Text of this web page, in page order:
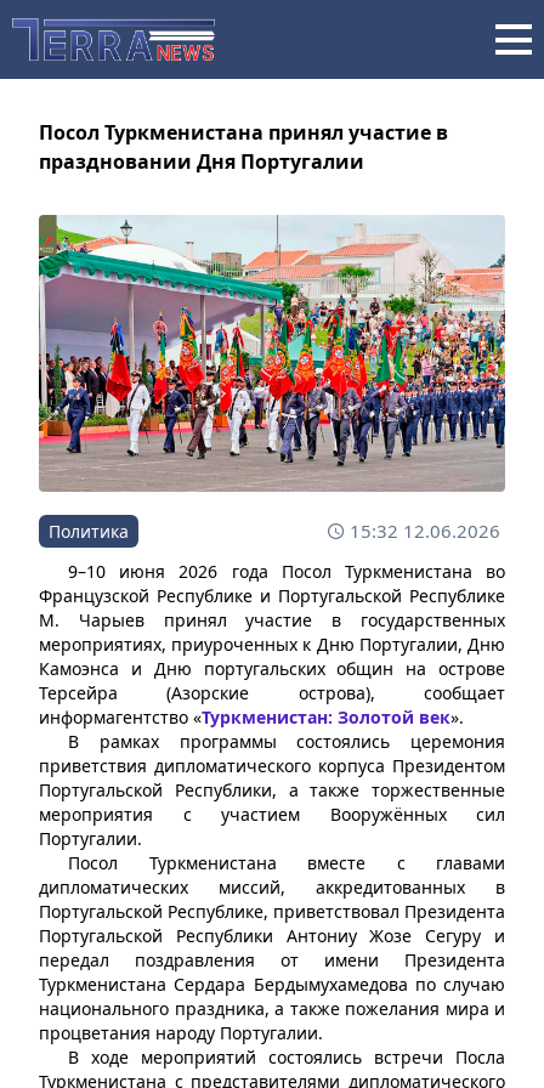
Посол Туркменистана принял участие в
праздновании Дня Португалии
Политика 15:32 12.06.2026
9–10 июня 2026 года Посол Туркменистана во
Французской Республике и Португальской Республике
М. Чарыев принял участие в государственных
мероприятиях, приуроченных к Дню Португалии, Дню
Камоэнса и Дню португальских общин на острове
Терсейра (Азорские острова), сообщает
информагентство «Туркменистан: Золотой век».
В рамках программы состоялись церемония
приветствия дипломатического корпуса Президентом
Португальской Республики, а также торжественные
мероприятия с участием Вооружённых сил
Португалии.
Посол Туркменистана вместе с главами
дипломатических миссий, аккредитованных в
Португальской Республике, приветствовал Президента
Португальской Республики Антониу Жозе Сегуру и
передал поздравления от имени Президента
Туркменистана Сердара Бердымухамедова по случаю
национального праздника, а также пожелания мира и
процветания народу Португалии.
В ходе мероприятий состоялись встречи Посла
Туркменистана с представителями дипломатического